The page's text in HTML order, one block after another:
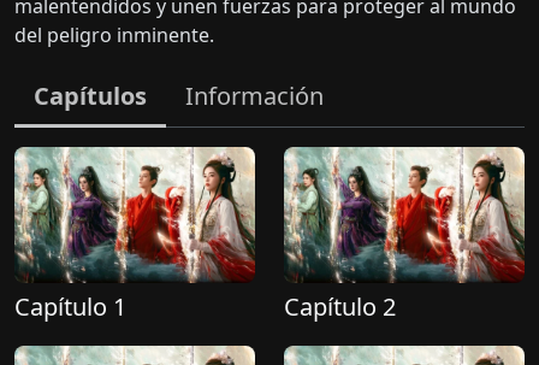
malentendidos y unen fuerzas para proteger al mundo
del peligro inminente.
Capítulos Información
Capítulo 1 Capítulo 2